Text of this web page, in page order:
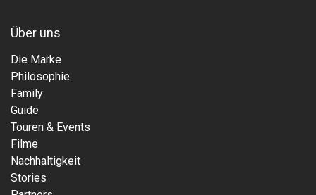
Über uns
Die Marke
Philosophie
Family
Guide
Touren & Events
Filme
Nachhaltigkeit
Stories